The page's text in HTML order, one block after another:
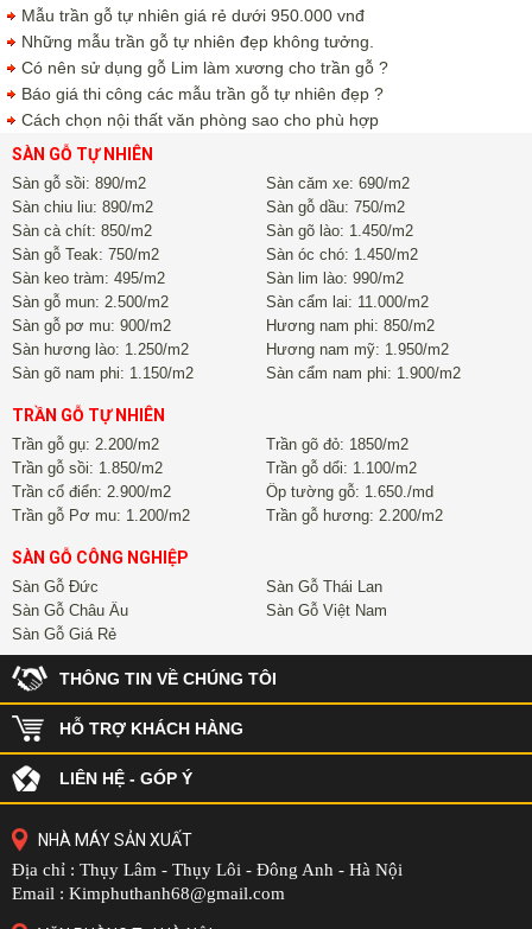
Mẫu trần gỗ tự nhiên giá rẻ dưới 950.000 vnđ
Những mẫu trần gỗ tự nhiên đẹp không tưởng.
Có nên sử dụng gỗ Lim làm xương cho trần gỗ ?
Báo giá thi công các mẫu trần gỗ tự nhiên đẹp ?
Cách chọn nội thất văn phòng sao cho phù hợp
SÀN GỖ TỰ NHIÊN
Sàn gỗ sồi: 890/m2
Sàn căm xe: 690/m2
Sàn chiu liu: 890/m2
Sàn gỗ dầu: 750/m2
Sàn cà chít: 850/m2
Sàn gõ lào: 1.450/m2
Sàn gỗ Teak: 750/m2
Sàn óc chó: 1.450/m2
Sàn keo tràm: 495/m2
Sàn lim lào: 990/m2
Sàn gỗ mun: 2.500/m2
Sàn cẩm lai: 11.000/m2
Sàn gỗ pơ mu: 900/m2
Hương nam phi: 850/m2
Sàn hương lào: 1.250/m2
Hương nam mỹ: 1.950/m2
Sàn gõ nam phi: 1.150/m2
Sàn cẩm nam phi: 1.900/m2
TRẦN GỖ TỰ NHIÊN
Trần gỗ gụ: 2.200/m2
Trần gõ đỏ: 1850/m2
Trần gỗ sồi: 1.850/m2
Trần gỗ dổi: 1.100/m2
Trần cổ điển: 2.900/m2
Ốp tường gỗ: 1.650./md
Trần gỗ Pơ mu: 1.200/m2
Trần gỗ hương: 2.200/m2
SÀN GỖ CÔNG NGHIỆP
Sàn Gỗ Đức
Sàn Gỗ Thái Lan
Sàn Gỗ Châu Âu
Sàn Gỗ Việt Nam
Sàn Gỗ Giá Rẻ
THÔNG TIN VỀ CHÚNG TÔI
HỖ TRỢ KHÁCH HÀNG
LIÊN HỆ - GÓP Ý
NHÀ MÁY SẢN XUẤT
Địa chỉ : Thụy Lâm - Thụy Lôi - Đông Anh - Hà Nội
Email : Kimphuthanh68@gmail.com